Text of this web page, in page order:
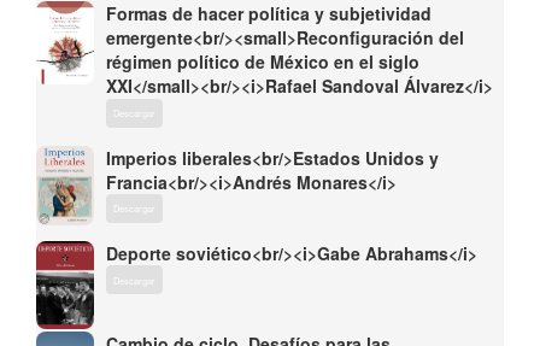
Formas de hacer política y subjetividad
emergente<br/><small>Reconfiguración del
régimen político de México en el siglo
XXI</small><br/><i>Rafael Sandoval Álvarez</i>
Descargar
Imperios liberales<br/>Estados Unidos y
Francia<br/><i>Andrés Monares</i>
Descargar
Deporte soviético<br/><i>Gabe Abrahams</i>
Descargar